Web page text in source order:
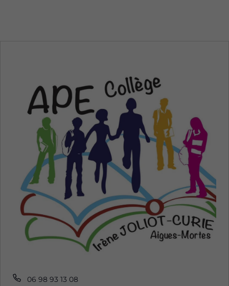
Téléphone
06 98 93 13 08